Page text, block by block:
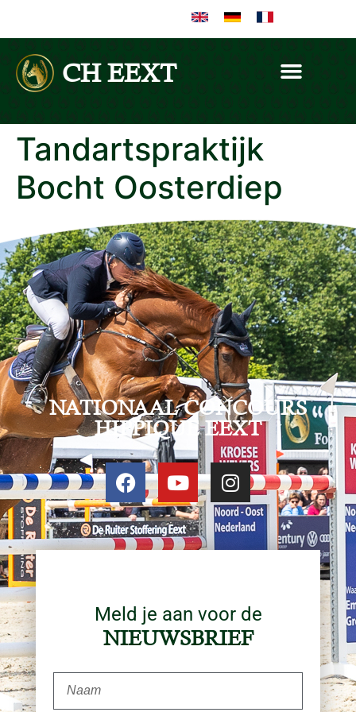
CH EEXT
Tandartspraktijk
Bocht Oosterdiep
NATIONAAL CONCOURS
HIPPIQUE EEXT
Meld je aan voor de
NIEUWSBRIEF